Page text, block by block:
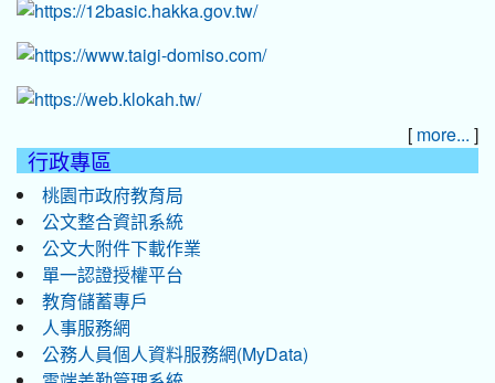
[ more... ]
行政專區
桃園市政府教育局
公文整合資訊系統
公文大附件下載作業
單一認證授權平台
教育儲蓄專戶
人事服務網
公務人員個人資料服務網(MyData)